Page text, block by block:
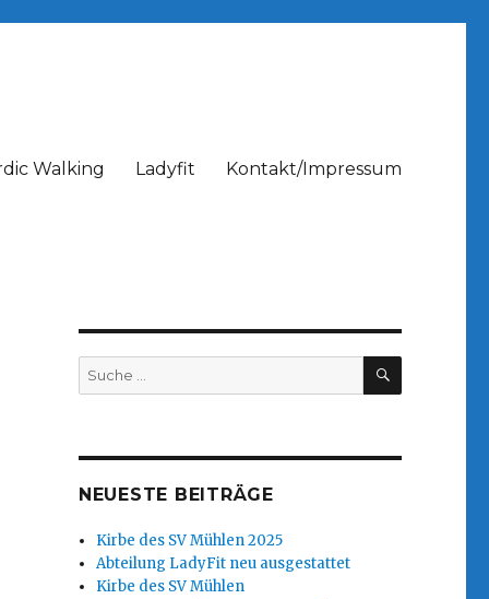
Walking Ladyfit Kontakt/Impressum
Suche
nach:
SUCHEN
NEUESTE BEITRÄGE
Kirbe des SV Mühlen 2025
Abteilung LadyFit neu ausgestattet
Kirbe des SV Mühlen